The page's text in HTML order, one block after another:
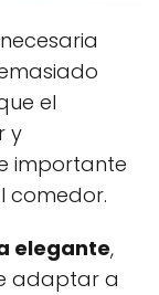
el
y
importante
comedor.
elegante,
adaptar a